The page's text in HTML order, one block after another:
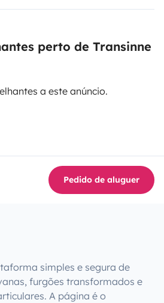
perto de Transinne
a este anúncio.
Pedido de aluguer
simples e segura de
furgões transformados e
A página é o